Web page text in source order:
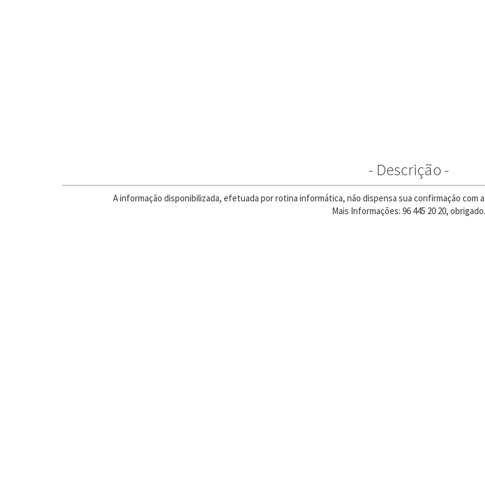
- Descrição -
A informação disponibilizada, efetuada por rotina informática, não dispensa sua confirmação com
Mais Informações: 96 445 20 20, obrigado.